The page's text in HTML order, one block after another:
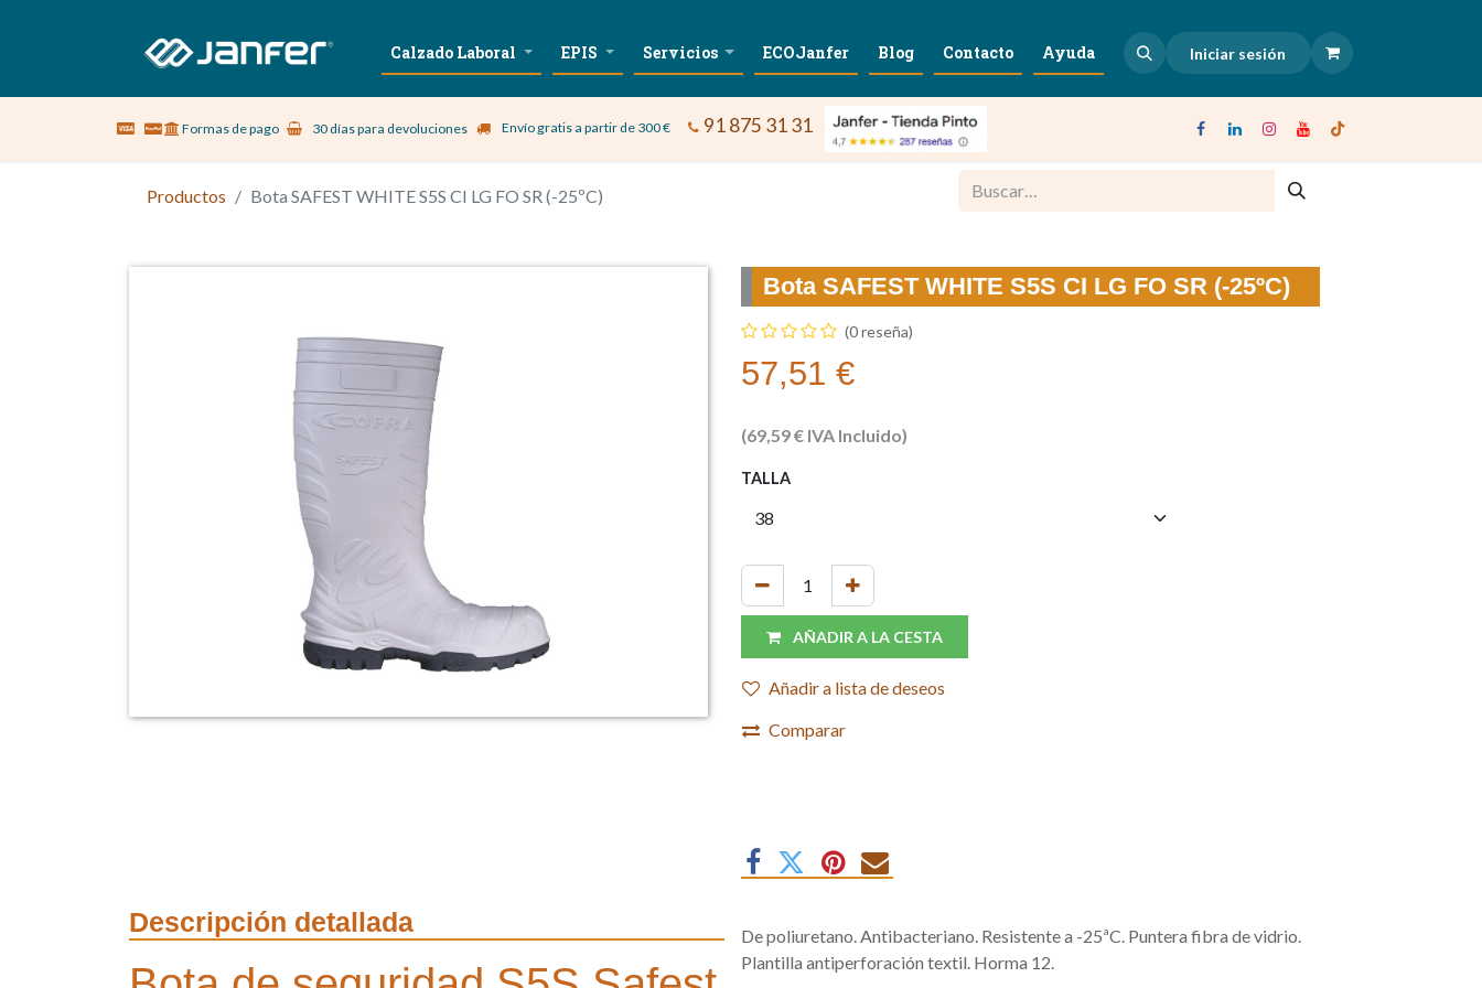
Sobre nosotros Vestuario Laboral Calzado Laboral EPIS Servicios ECOJanfer Blog Contacto Ayuda Iniciar sesión
Formas de pago 30 días para devoluciones Envío gratis a partir de 300 € 91 875 31 31
Productos Bota SAFEST WHITE S5S CI LG FO SR (-25ºC)
Bota SAFEST WHITE S5S CI LG FO SR (-25ºC)
(0 reseña)
57,51 €
(69,59€ IVA Incluido)
TALLA
AÑADIR A LA CESTA
Añadir a lista de deseos
Comparar
Descripción detallada
De poliuretano. Antibacteriano. Resistente a -25ªC. Puntera fibra de vidrio.
Plantilla antiperforación textil. Horma 12.